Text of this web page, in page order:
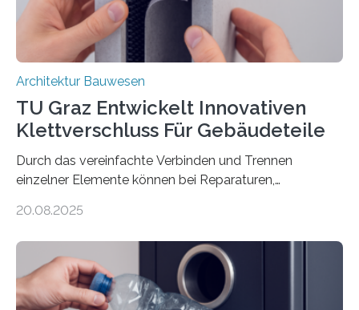
Architektur Bauwesen
TU Graz Entwickelt Innovativen
Klettverschluss Für Gebäudeteile
Durch das vereinfachte Verbinden und Trennen
einzelner Elemente können bei Reparaturen,
Material und Bauschutt eingespart werden. Ein
Projekt ReCon gemeinsam mit Unternehmenspartnern
ein Klett-Verbindungssystem für Gebäude entwickelt:
Damit lassen sich unterschiedliche Gebäudeteile
20.08.2025